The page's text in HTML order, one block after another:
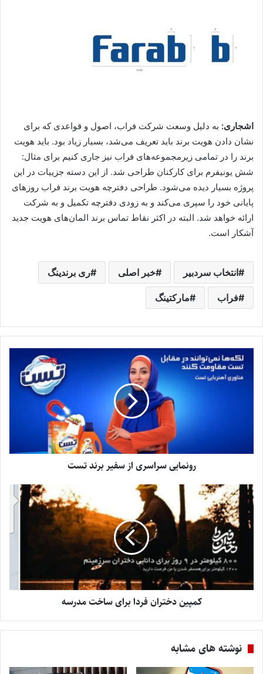
اشجاری: به دلیل وسعت شرکت فراب، اصول و قواعدی که برای
نشان دادن هویت برند باید تعریف می‌شد، بسیار زیاد بود. باید هویت
برند را در تمامی زیرمجموعه‌های فراب نیز جاری کنیم برای مثال:
شش یونیفرم برای کارکنان طراحی شد. از این دسته جزییات در این
پروژه بسیار دیده می‌شود. طراحی دفترچه هویت برند فراب روزهای
پایانی خود را سپری می‌کند و به زودی دفترچه تکمیل و به شرکت
ارائه خواهد شد. البته در اکثر نقاط تماس برند المان‌های هویت جدید
آشکار است.
انتخاب سردبیر خبر اصلی ری برندینگ
فراب مارکتینگ
رونمایی سراسری از سفیر برند تست
کمپین دختران فردا برای ساخت مدرسه
نوشته های مشابه